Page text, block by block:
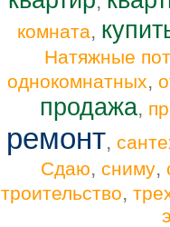
комната,
Натяжные
однокомнатных,
продажа,
ремонт,
Сдаю, сниму,
,